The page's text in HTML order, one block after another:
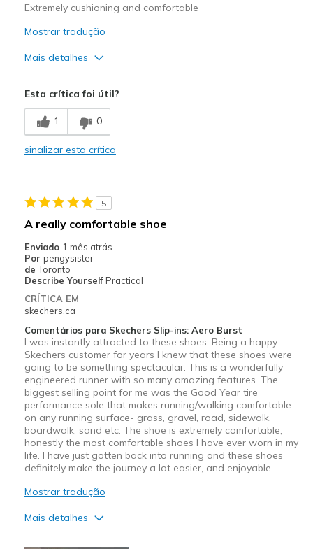
Extremely cushioning and comfortable
Mostrar tradução
Mais detalhes
Breathe Well
Comfortable
Stylish
Melhores utilizações
Casual Wear
Travel
Width
Sizing
Feels true to size
Esta crítica foi útil?
1 0
sinalizar esta crítica
5
A really comfortable shoe
Enviado 1 mês atrás
Por pengysister
de Toronto
Describe Yourself Practical
CRÍTICA EM
skechers.ca
Comentários para Skechers Slip-ins: Aero Burst
I was instantly attracted to these shoes. Being a happy
Skechers customer for years I knew that these shoes were
going to be something spectacular. This is a wonderfully
engineered runner with so many amazing features. The
biggest selling point for me was the Good Year tire
performance sole that makes running/walking comfortable
on any running surface- grass, gravel, road, sidewalk,
boardwalk, sand etc. The shoe is extremely comfortable,
honestly the most comfortable shoes I have ever worn in my
life. I have just gotten back into running and these shoes
definitely make the journey a lot easier, and enjoyable.
Mostrar tradução
Mais detalhes